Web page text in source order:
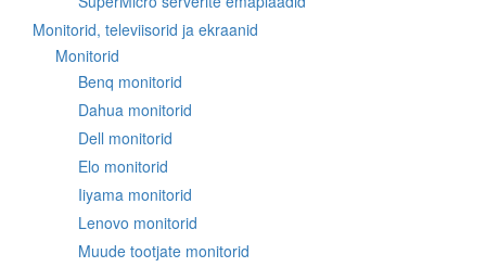
Monitorid, televiisorid ja ekraanid
Monitorid
Benq monitorid
Dahua monitorid
Dell monitorid
Elo monitorid
Iiyama monitorid
Lenovo monitorid
Muude tootjate monitorid